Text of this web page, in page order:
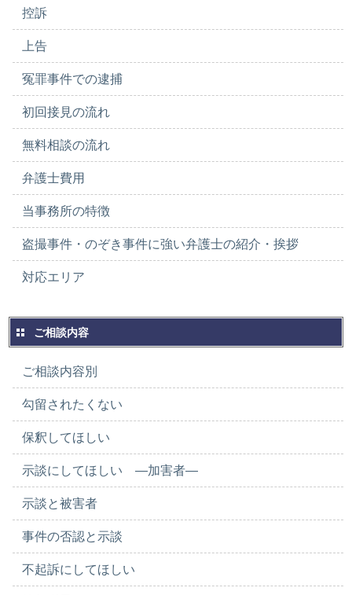
控訴
上告
冤罪事件での逮捕
初回接見の流れ
無料相談の流れ
弁護士費用
当事務所の特徴
盗撮事件・のぞき事件に強い弁護士の紹介・挨拶
対応エリア
ご相談内容
ご相談内容別
勾留されたくない
保釈してほしい
示談にしてほしい ―加害者―
示談と被害者
事件の否認と示談
不起訴にしてほしい